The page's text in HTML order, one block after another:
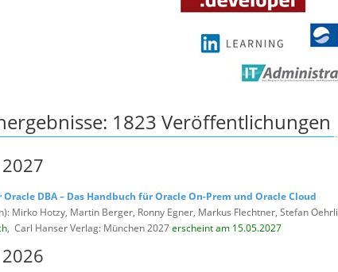
1823 Veröffentlichungen
Oracle DBA – Das Handbuch für Oracle On-Prem und Oracle Cloud
Mirko Hotzy, Martin Berger, Ronny Egner, Markus Flechtner, Stefan Oehrli
, Carl Hanser Verlag: München 2027erscheint am 15.05.2027